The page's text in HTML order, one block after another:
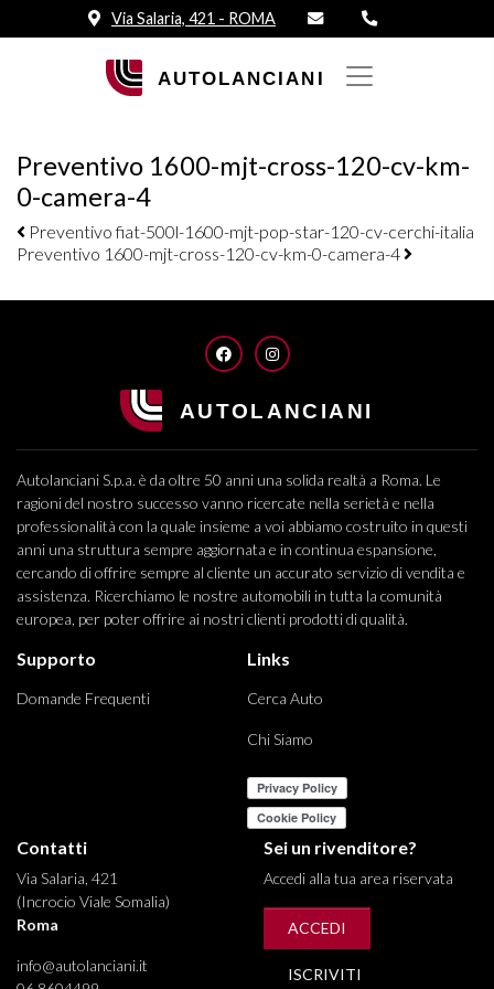
Via Salaria, 421 - ROMA
Preventivo 1600-mjt-cross-120-cv-km-
0-camera-4
Navigazione elementi
Preventivo fiat-500l-1600-mjt-pop-star-120-cv-cerchi-italia
Preventivo 1600-mjt-cross-120-cv-km-0-camera-4
FACEBOOKINSTAGRAM
Autolanciani S.p.a. è da oltre 50 anni una solida realtà a Roma. Le
ragioni del nostro successo vanno ricercate nella serietà e nella
professionalità con la quale insieme a voi abbiamo costruito in questi
anni una struttura sempre aggiornata e in continua espansione,
cercando di offrire sempre al cliente un accurato servizio di vendita e
assistenza. Ricerchiamo le nostre automobili in tutta la comunità
europea, per poter offrire ai nostri clienti prodotti di qualità.
Supporto
Domande Frequenti
Links
Cerca Auto
Chi Siamo
Contatti
Via Salaria, 421
(Incrocio Viale Somalia)
Roma
info@autolanciani.it
Sei un rivenditore?
Accedi alla tua area riservata
ACCEDI
ISCRIVITI